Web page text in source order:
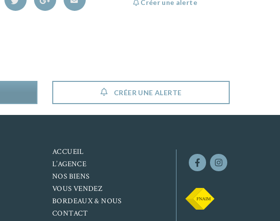
Créer une alerte
CRÉER UNE ALERTE
ACCUEIL
L’AGENCE
NOS BIENS
VOUS VENDEZ
BORDEAUX & NOUS
CONTACT